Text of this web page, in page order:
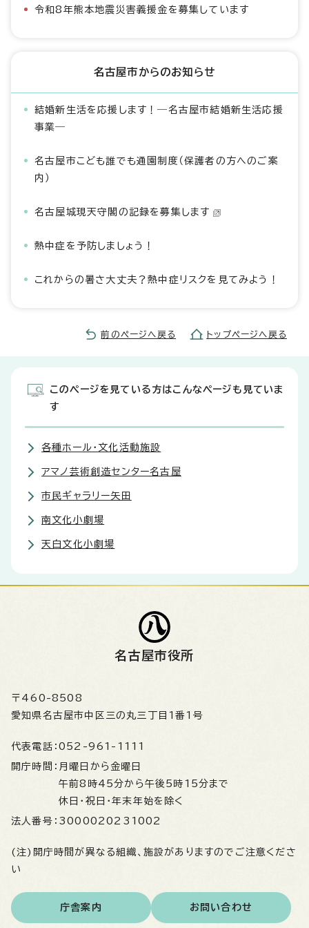
令和8年熊本地震災害義援金を募集しています
名古屋市からのお知らせ
結婚新生活を応援します！―名古屋市結婚新生活応援
事業―
名古屋市こども誰でも通園制度（保護者の方へのご案
内）
名古屋城現天守閣の記録を募集します
熱中症を予防しましょう！
これからの暑さ大丈夫？熱中症リスクを見てみよう！
前のページへ戻る トップページへ戻る
このページを見ている方はこんなページも見ていま
す
各種ホール・文化活動施設
アマノ芸術創造センター名古屋
市民ギャラリー矢田
南文化小劇場
天白文化小劇場
名古屋市役所
〒460-8508
愛知県名古屋市中区三の丸三丁目1番1号
代表電話： 052-961-1111
開庁時間： 月曜日から金曜日
午前8時45分から午後5時15分まで
休日・祝日・年末年始を除く
法人番号： 3000020231002
(注)開庁時間が異なる組織、施設がありますのでご注意くださ
い
庁舎案内 お問い合わせ